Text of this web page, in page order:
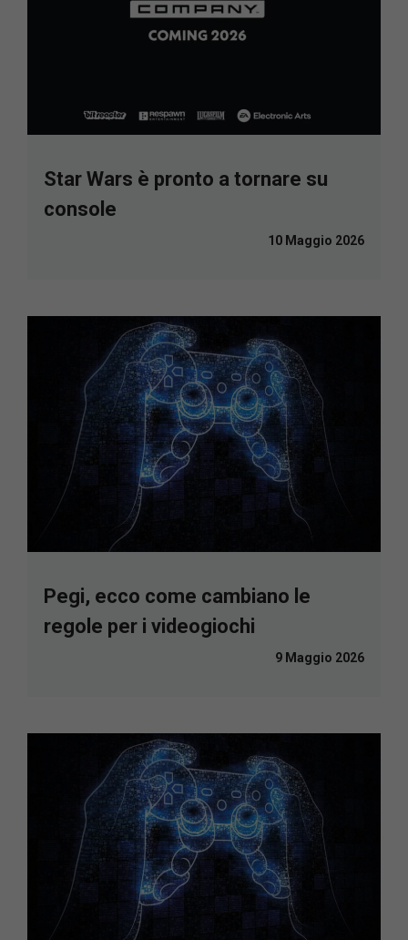
Star Wars è pronto a tornare su
console
10 Maggio 2026
Pegi, ecco come cambiano le
regole per i videogiochi
9 Maggio 2026